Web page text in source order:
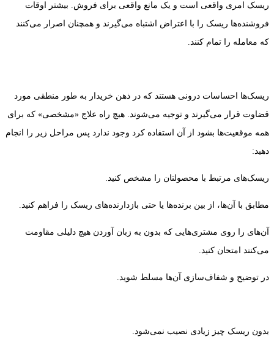
ریسک امری واقعی است و یک مانع واقعی برای فروش. بیشتر اوقات
فروشنده‌ها ریسک را با اعتراض اشتباه می‌گیرند و همچنان اصرار می‌کنند
که معامله را تمام کنند.
ریسک‌ها احساسات درونی هستند که در ذهن خریدار به طور منطقی مورد
قضاوت قرار می‌گیرند و توجیه می‌شوند. هیچ راه علاج «مشخصی» که برای
همه موقعیت‌ها بشود از آن استفاده کرد وجود ندارد پس مراحل زیر را انجام
دهید:
ریسک‌های مرتبط با محصولتان را مشخص کنید.
مطابق با آن‌ها، از بین‌ برنده‌ها یا حتی بازدارنده‌های ریسک را فراهم کنید.
آن‌های را روی مشتری‌هایی که بدون به زبان آوردن هیچ دلیلی مقاومت
می‌کنند امتحان کنید.
در توضیح و شفاف‌سازی آن‌ها مسلط شوید.
بدون ریسک چیز زیادی نصیب نمی‌شود.